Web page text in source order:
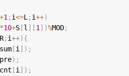
+1 ; i<=L ; i++)
*10+S [l ] [1 ] )%MOD;
R; i++){
sum [i ] ) ;
pre) ;
cnt [i ] ) ;